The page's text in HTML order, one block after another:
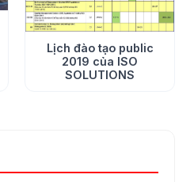
Lịch đào tạo public
2019 của ISO
SOLUTIONS